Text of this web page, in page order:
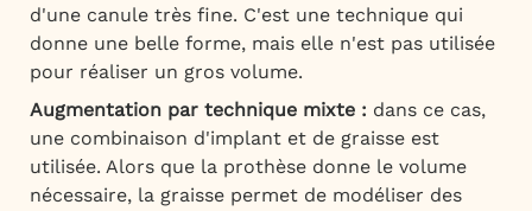
d'une canule très fine. C'est une technique qui
donne une belle forme, mais elle n'est pas utilisée
pour réaliser un gros volume.
Augmentation par technique mixte : dans ce cas,
une combinaison d'implant et de graisse est
utilisée. Alors que la prothèse donne le volume
nécessaire, la graisse permet de modéliser des